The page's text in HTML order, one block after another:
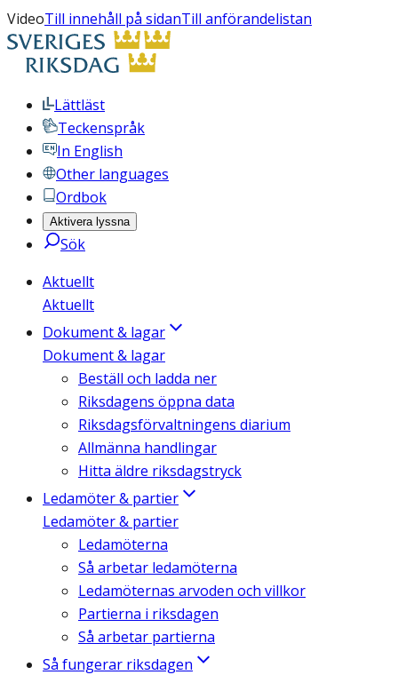
VideoTill innehåll på sidanTill anförandelistan
Lättläst
Teckenspråk
In English
Other languages
Ordbok
Aktivera lyssna
Sök
Aktuellt
Aktuellt
Dokument & lagar
Dokument & lagar
Beställ och ladda ner
Riksdagens öppna data
Riksdagsförvaltningens diarium
Allmänna handlingar
Hitta äldre riksdagstryck
Ledamöter & partier
Ledamöter & partier
Ledamöterna
Så arbetar ledamöterna
Ledamöternas arvoden och villkor
Partierna i riksdagen
Så arbetar partierna
Så fungerar riksdagen